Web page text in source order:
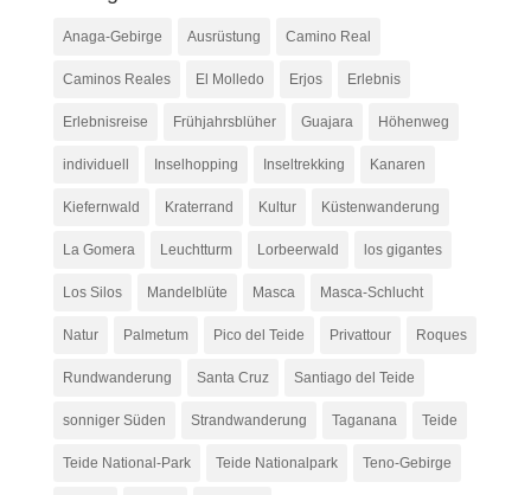
Anaga-Gebirge Ausrüstung Camino Real
Caminos Reales El Molledo Erjos Erlebnis
Erlebnisreise Frühjahrsblüher Guajara Höhenweg
individuell Inselhopping Inseltrekking Kanaren
Kiefernwald Kraterrand Kultur Küstenwanderung
La Gomera Leuchtturm Lorbeerwald los gigantes
Los Silos Mandelblüte Masca Masca-Schlucht
Natur Palmetum Pico del Teide Privattour Roques
Rundwanderung Santa Cruz Santiago del Teide
sonniger Süden Strandwanderung Taganana Teide
Teide National-Park Teide Nationalpark Teno-Gebirge